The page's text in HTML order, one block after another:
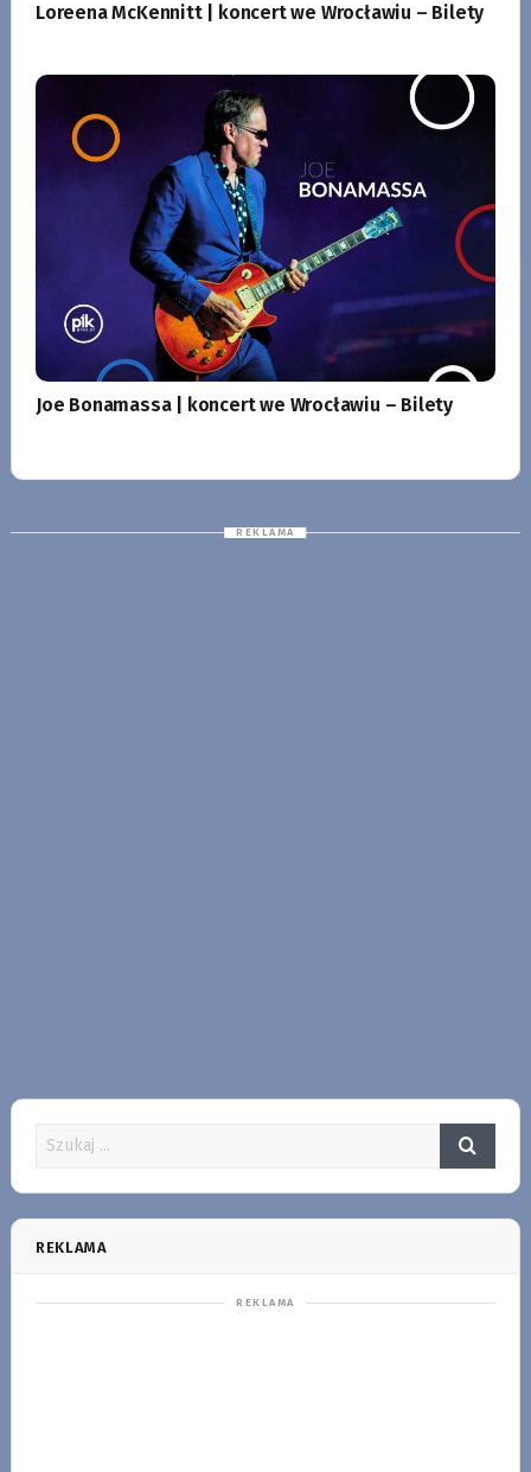
Loreena McKennitt | koncert we Wrocławiu – Bilety
Joe Bonamassa | koncert we Wrocławiu – Bilety
REKLAMA